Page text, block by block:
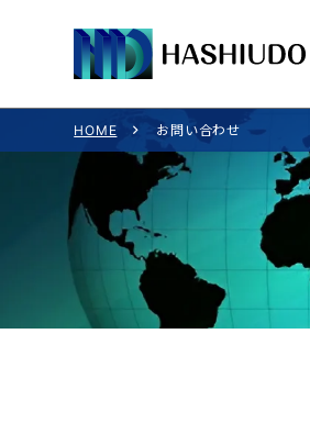
HOME お問い合わせ